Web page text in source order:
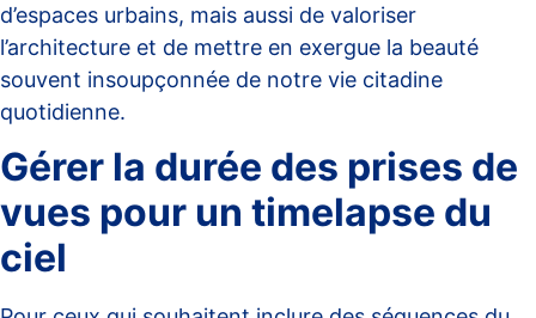
d’espaces urbains, mais aussi de valoriser
l’architecture et de mettre en exergue la beauté
souvent insoupçonnée de notre vie citadine
quotidienne.
Gérer la durée des prises de
vues pour un timelapse du
ciel